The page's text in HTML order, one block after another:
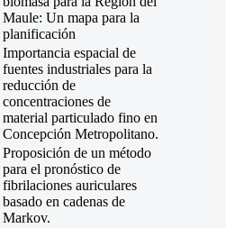
Maule: Un mapa para la
planificación
Importancia espacial de
fuentes industriales para la
reducción de
concentraciones de
material particulado fino en
Concepción Metropolitano.
Proposición de un método
para el pronóstico de
fibrilaciones auriculares
basado en cadenas de
Markov.